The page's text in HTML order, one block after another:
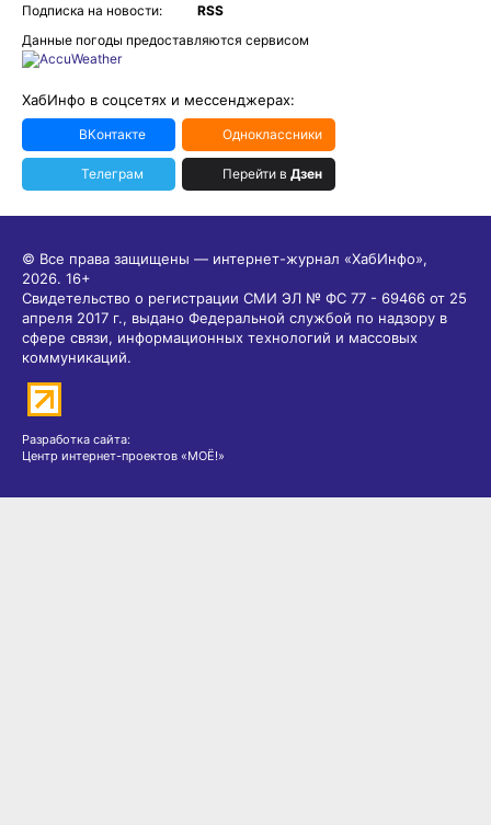
Подписка на новости:
RSS
Данные погоды предоставляются сервисом
ХабИнфо в соцсетях и мессенджерах:
ВКонтакте Одноклассники
Телеграм Перейти в Дзен
© Все права защищены — интернет-журнал «ХабИнфо»,
2026. 16+
Свидетельство о регистрации СМИ ЭЛ № ФС 77 - 69466 от 25
апреля 2017 г., выдано Федеральной службой по надзору в
сфере связи, информационных технологий и массовых
коммуникаций.
Разработка сайта:
Центр интернет-проектов «МОЁ!»